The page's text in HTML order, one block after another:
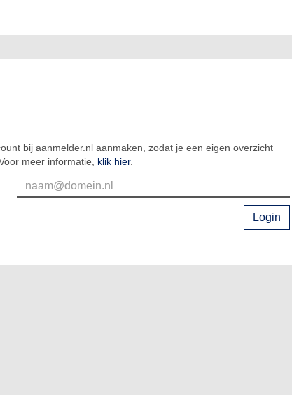
bij aanmelder.nl aanmaken, zodat je een eigen overzicht
meer informatie, klik hier.
Login